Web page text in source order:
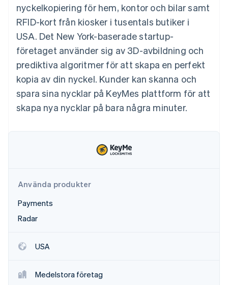
Link
Accelererad kassaprocess
Länkade finanskontodata
Recognition
Automatiserad
redovisning
Stripe Sigma
Anpassade
rapporter
Data Pipeline
Datasynkronisering
Mer
Se vad som kommer härnäst
Bolagsbildning för startups
Koldioxidinfångning
Identity
Plattformar
Efter bransch
AI-företag
Kreatörsekonomi
Spel
Besöksnäring, resor
och fritid
Media och
underhållning
Ideella organisationer
Detaljhandel
Erbjud
fakturering
Utfärda stablecoin-
Tillhandahåll och
hantera tjänster med
agenter
Resurser
Appintegrationer
Kodexempel
Utvecklarblogg
Företag
Produktplan
Sessions årliga
konferens
Karriärer
Nyhetsrum
Stripe Press
Kontakt
nyckelkopiering för hem, kontor och bilar samt
RFID-kort från kiosker i tusentals butiker i
USA. Det New York-baserade startup-
företaget använder sig av 3D-avbildning och
prediktiva algoritmer för att skapa en perfekt
kopia av din nyckel. Kunder kan skanna och
spara sina nycklar på KeyMes plattform för att
skapa nya nycklar på bara några minuter.
Använda produkter
Payments
Radar
USA
Medelstora företag